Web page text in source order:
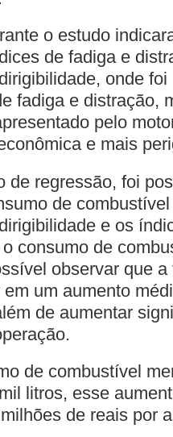
o estudo
de fadiga e
onde
fadiga e distração,
pelo
e mais
de regressão, foi
de
e os
consumo de
observar que
um aumento
de aumentar
de combustível
litros, esse
de reais por